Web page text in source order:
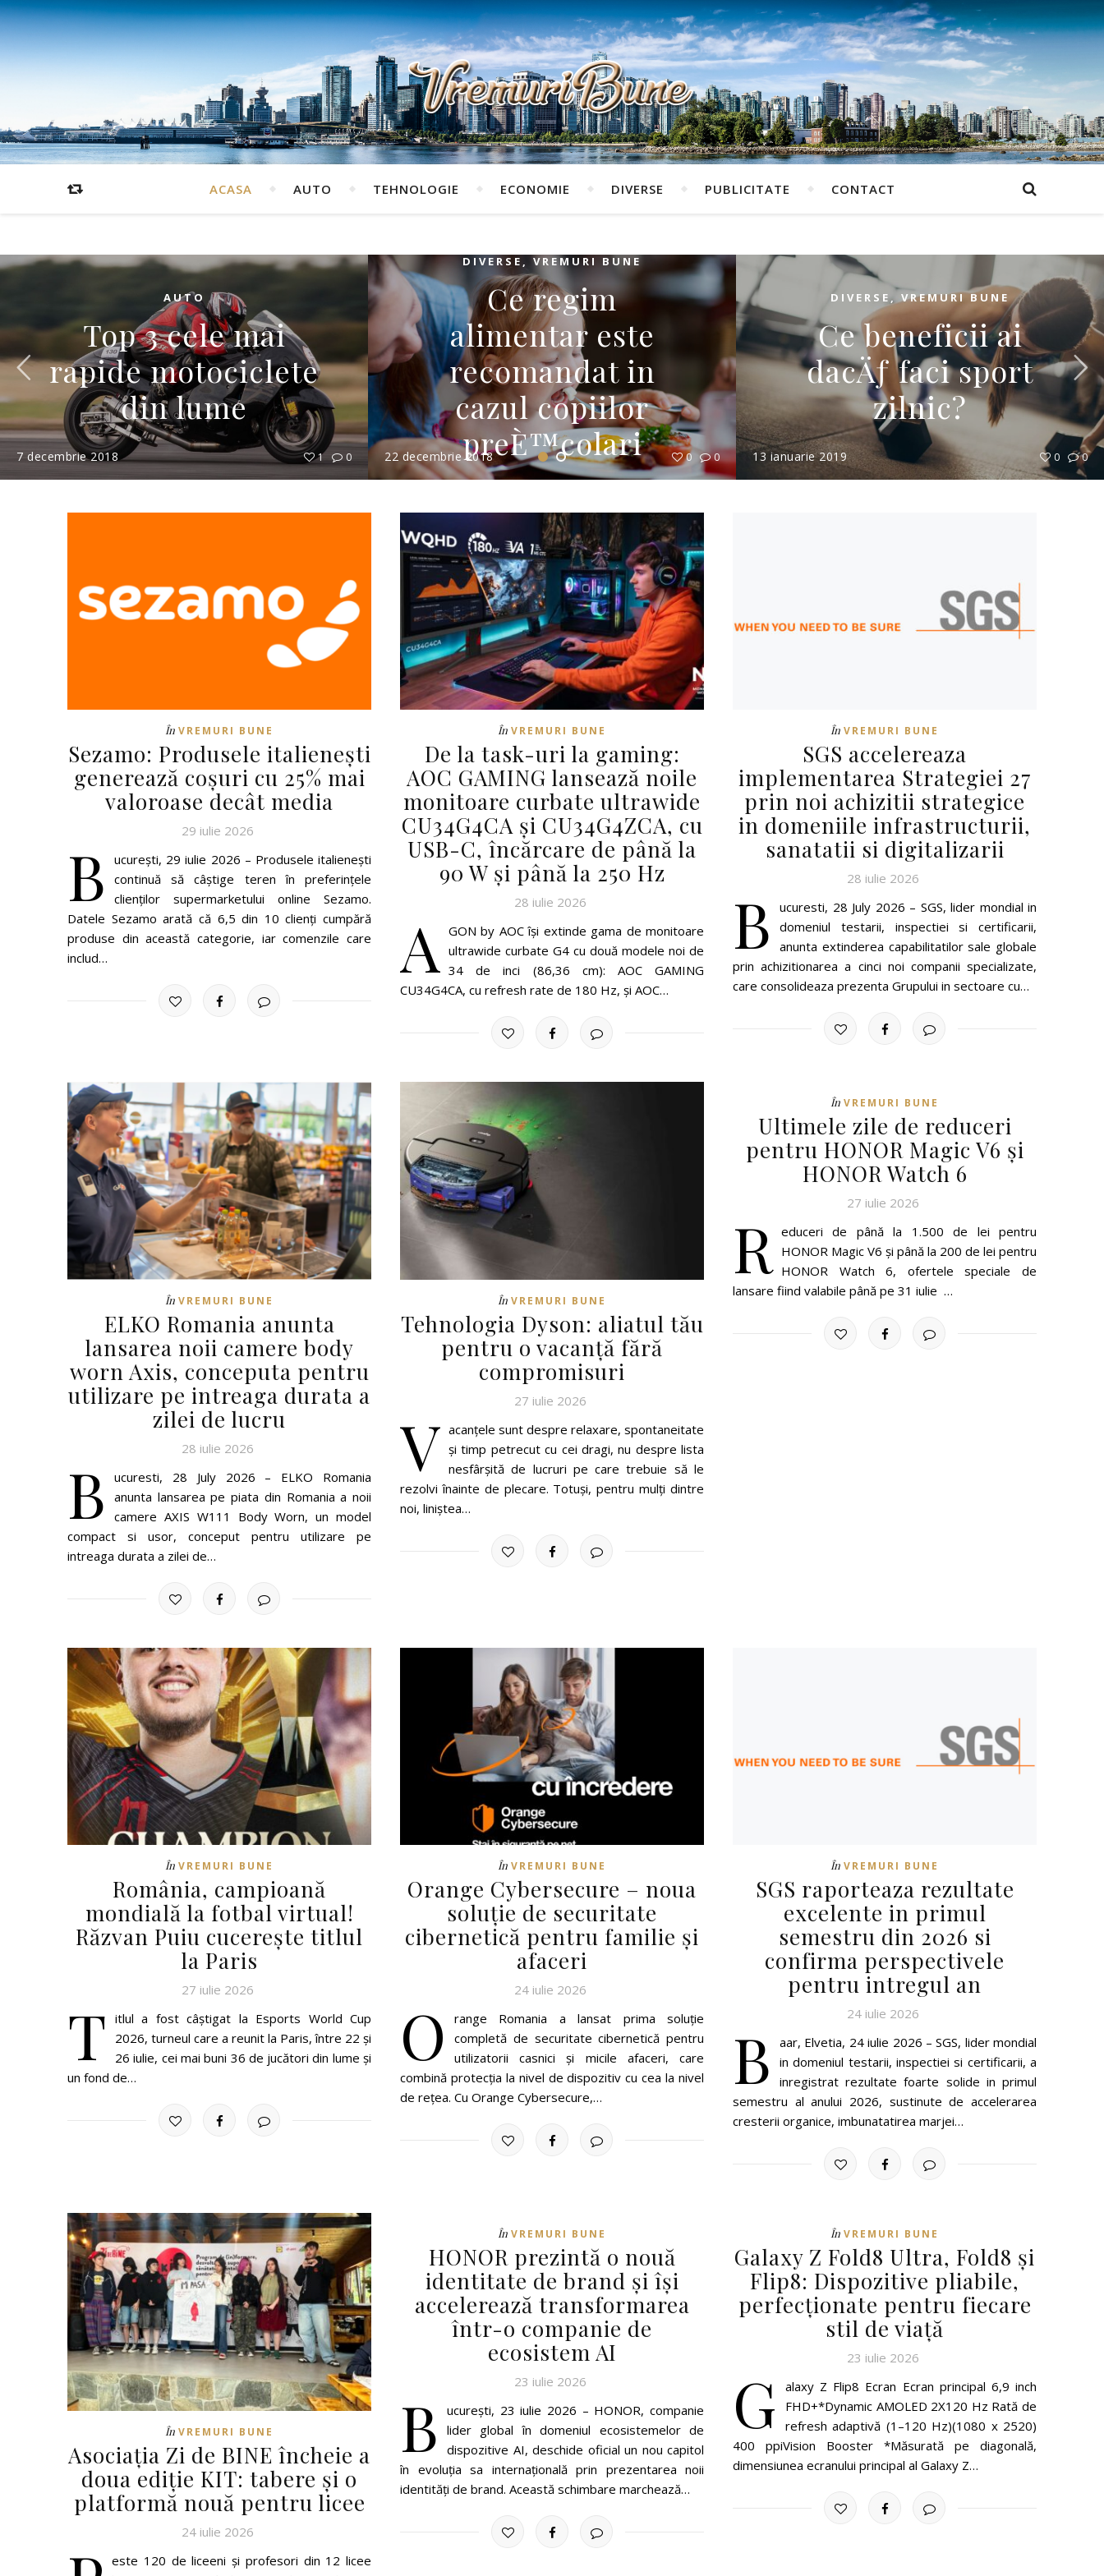
ACASA AUTO TEHNOLOGIE ECONOMIE DIVERSE PUBLICITATE CONTACT
AUTO
Top 3 cele mai
rapide motociclete
din lume
7 decembrie 2018 1 0
DIVERSE , VREMURI BUNE
Ce regim
alimentar este
recomandat in
cazul copiilor
preÈ™colari
22 decembrie 2018 0 0
DIVERSE , VREMURI BUNE
Ce beneficii ai
dacÄƒ faci sport
zilnic?
13 ianuarie 2019 0 0
În VREMURI BUNE
Sezamo: Produsele italienești
generează coșuri cu 25% mai
valoroase decât media
29 iulie 2026
B
ucurești, 29 iulie 2026 – Produsele italienești
continuă să câștige teren în preferințele
clienților supermarketului online Sezamo.
Datele Sezamo arată că 6,5 din 10 clienți cumpără
produse din această categorie, iar comenzile care
includ…
În VREMURI BUNE
De la task-uri la gaming:
AOC GAMING lansează noile
monitoare curbate ultrawide
CU34G4CA și CU34G4ZCA, cu
USB-C, încărcare de până la
90 W și până la 250 Hz
28 iulie 2026
A GON by AOC își extinde gama de monitoare
ultrawide curbate G4 cu două modele noi de
34 de inci (86,36 cm): AOC GAMING
CU34G4CA, cu refresh rate de 180 Hz, și AOC…
În VREMURI BUNE
SGS accelereaza
implementarea Strategiei 27
prin noi achizitii strategice
in domeniile infrastructurii,
sanatatii si digitalizarii
28 iulie 2026
B
ucuresti, 28 July 2026 – SGS, lider mondial in
domeniul testarii, inspectiei si certificarii,
anunta extinderea capabilitatilor sale globale
prin achizitionarea a cinci noi companii specializate,
care consolideaza prezenta Grupului in sectoare cu…
În VREMURI BUNE
ELKO Romania anunta
lansarea noii camere body
worn Axis, conceputa pentru
utilizare pe intreaga durata a
zilei de lucru
28 iulie 2026
B
ucuresti, 28 July 2026 – ELKO Romania
anunta lansarea pe piata din Romania a noii
camere AXIS W111 Body Worn, un model
compact si usor, conceput pentru utilizare pe
intreaga durata a zilei de…
În VREMURI BUNE
Tehnologia Dyson: aliatul tău
pentru o vacanță fără
compromisuri
27 iulie 2026
V acanțele sunt despre relaxare, spontaneitate
și timp petrecut cu cei dragi, nu despre lista
nesfârșită de lucruri pe care trebuie să le
rezolvi înainte de plecare. Totuși, pentru mulți dintre
noi, liniștea…
În VREMURI BUNE
Ultimele zile de reduceri
pentru HONOR Magic V6 și
HONOR Watch 6
27 iulie 2026
R educeri de până la 1.500 de lei pentru
HONOR Magic V6 și până la 200 de lei pentru
HONOR Watch 6, ofertele speciale de
lansare fiind valabile până pe 31 iulie …
În VREMURI BUNE
România, campioană
mondială la fotbal virtual!
Răzvan Puiu cucerește titlul
la Paris
27 iulie 2026
T itlul a fost câștigat la Esports World Cup
2026, turneul care a reunit la Paris, între 22 și
26 iulie, cei mai buni 36 de jucători din lume și
un fond de…
În VREMURI BUNE
Orange Cybersecure – noua
soluție de securitate
cibernetică pentru familie și
afaceri
24 iulie 2026
O
range Romania a lansat prima soluție
completă de securitate cibernetică pentru
utilizatorii casnici și micile afaceri, care
combină protecția la nivel de dispozitiv cu cea la nivel
de rețea. Cu Orange Cybersecure,…
În VREMURI BUNE
SGS raporteaza rezultate
excelente in primul
semestru din 2026 si
confirma perspectivele
pentru intregul an
24 iulie 2026
B
aar, Elvetia, 24 iulie 2026 – SGS, lider mondial
in domeniul testarii, inspectiei si certificarii, a
inregistrat rezultate foarte solide in primul
semestru al anului 2026, sustinute de accelerarea
cresterii organice, imbunatatirea marjei…
În VREMURI BUNE
Asociația Zi de BINE încheie a
doua ediție KIT: tabere și o
platformă nouă pentru licee
24 iulie 2026
este 120 de liceeni și profesori din 12 licee
În VREMURI BUNE
HONOR prezintă o nouă
identitate de brand și își
accelerează transformarea
într-o companie de
ecosistem AI
23 iulie 2026
B
ucurești, 23 iulie 2026 – HONOR, companie
lider global în domeniul ecosistemelor de
dispozitive AI, deschide oficial un nou capitol
în evoluția sa internațională prin prezentarea noii
identități de brand. Această schimbare marchează…
În VREMURI BUNE
Galaxy Z Fold8 Ultra, Fold8 și
Flip8: Dispozitive pliabile,
perfecționate pentru fiecare
stil de viață
23 iulie 2026
G
alaxy Z Flip8 Ecran Ecran principal 6,9 inch
FHD+*Dynamic AMOLED 2X120 Hz Rată de
refresh adaptivă (1–120 Hz)(1080 x 2520)
400 ppiVision Booster *Măsurată pe diagonală,
dimensiunea ecranului principal al Galaxy Z…